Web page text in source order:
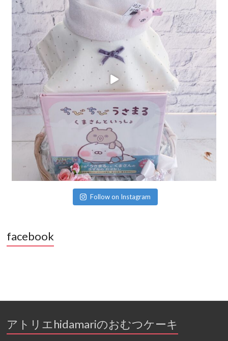
Follow on Instagram
facebook
アトリエhidamariのおむつケーキ